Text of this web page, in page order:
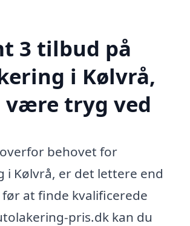
3 tilbud på
i Kølvrå,
være tryg ved
behovet for
i Kølvrå, er det lettere end
at finde kvalificerede
pris.dk kan du